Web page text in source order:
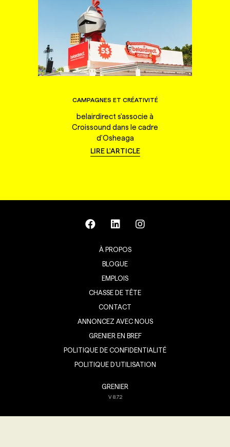
CAMPAGNES ET CRÉATIVITÉ
belairdirect s'associe à
Croissound dans le cadre
d'Osheaga
LIRE L'ARTICLE
À PROPOS
BLOGUE
EMPLOIS
CHASSE DE TÊTE
CONTACT
ANNONCEZ AVEC NOUS
GRENIER EN BREF
POLITIQUE DE CONFIDENTIALITÉ
POLITIQUE D’UTILISATION
GRENIER
V8.7.2